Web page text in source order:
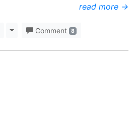
read more →
Toggle Dropdown
Comment 8